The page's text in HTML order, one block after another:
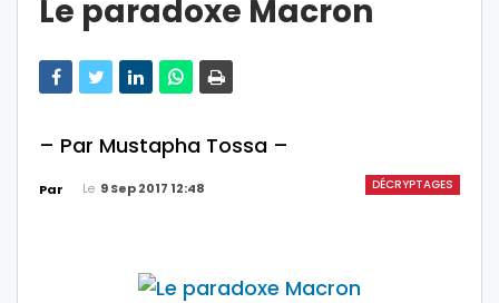
Le paradoxe Macron
– Par Mustapha Tossa –
DÉCRYPTAGES
Par Le 9 Sep 2017 12:48